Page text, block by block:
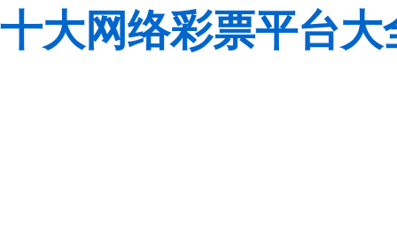
十大网络彩票平台大